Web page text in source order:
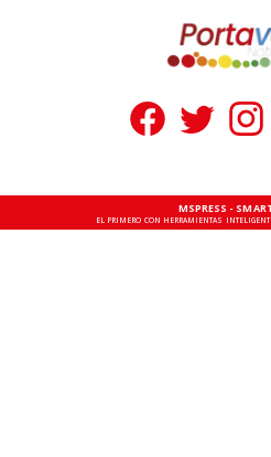
MSPRESS -
EL PRIMERO CON HERRAMIENTAS